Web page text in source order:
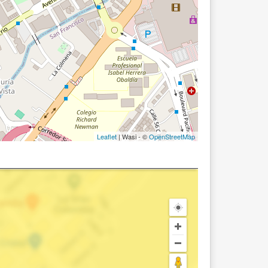
Leaflet | Wasi - ©OpenStreetMap